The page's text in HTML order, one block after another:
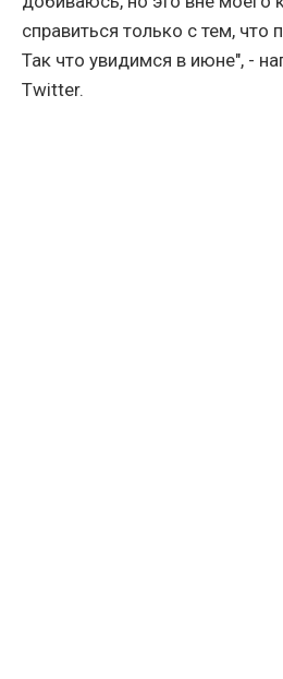
справиться только с тем,
Так что увидимся в июне", -
Twitter.